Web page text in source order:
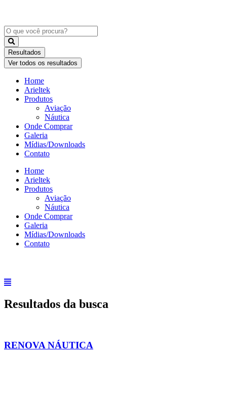
o
conteúdo
Pesquisar
...
Resultados
Ver todos os resultados
Home
Arieltek
Produtos
Aviação
Náutica
Onde Comprar
Galeria
Mídias/Downloads
Contato
Home
Arieltek
Produtos
Aviação
Náutica
Onde Comprar
Galeria
Mídias/Downloads
Contato
Resultados da busca
RENOVA NÁUTICA